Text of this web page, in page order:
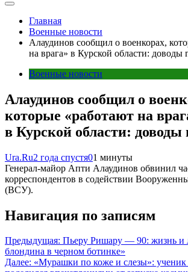
Главная
Военные новости
Алаудинов сообщил о военкорах,
на врага» в Курской области: доводы
Военные новости
Алаудинов сообщил о
которые «работают на
в Курской области: доводы
Ura.Ru2 года спустя01 минуты
Генерал-майор Апти Алаудинов обвинил
корреспондентов в содействии
(ВСУ).
Навигация по записям
Предыдущая: Пьеру Ришару — 90: жизнь и
блондина в черном ботинке»
Далее: «Мурашки по коже и слезы»: ученик